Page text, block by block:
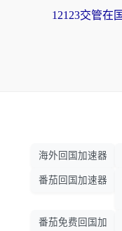
海外回国加速器
番茄回国加速器
番茄免费回国加